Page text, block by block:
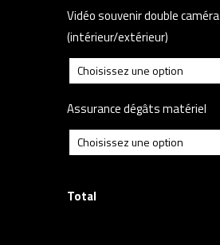
Vidéo souvenir double caméra
(intérieur/extérieur)
Assurance dégâts matériel
Total